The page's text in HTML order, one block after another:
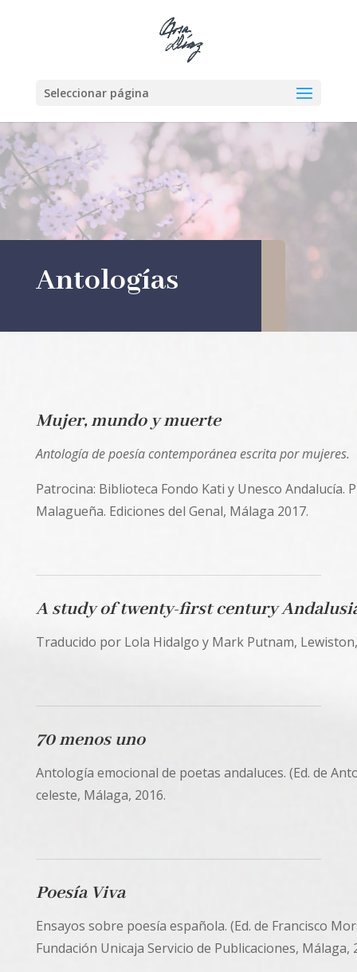
Seleccionar página
Antologías
Mujer, mundo y muerte
Antología de poesía contemporánea escrita por mujeres.
Patrocina: Biblioteca Fondo Kati y Unesco Andalucía.
Malagueña. Ediciones del Genal, Málaga 2017.
A study of twenty-first century
Traducido por Lola Hidalgo y Mark Putnam,
70 menos uno
Antología emocional de poetas andaluces. (Ed. de
celeste, Málaga, 2016.
Poesía Viva
Ensayos sobre poesía española. (Ed. de Francisco
Fundación Unicaja Servicio de Publicaciones, Málaga,